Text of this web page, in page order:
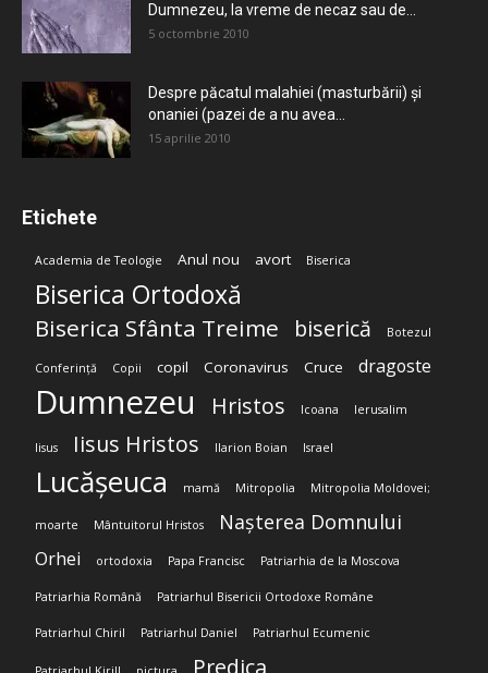
Dumnezeu, la vreme de necaz sau de...
5 octombrie 2010
Despre păcatul malahiei (masturbării) şi
onaniei (pazei de a nu avea...
15 aprilie 2010
Etichete
Academia de Teologie Anul nou avort Biserica
Biserica Ortodoxă
Biserica Sfânta Treime biserică Botezul
Conferință Copii copil Coronavirus Cruce dragoste
Dumnezeu Hristos Icoana Ierusalim
Iisus Iisus Hristos Ilarion Boian Israel
Lucășeuca mamă Mitropolia Mitropolia Moldovei;
moarte Mântuitorul Hristos Nașterea Domnului
Orhei ortodoxia Papa Francisc Patriarhia de la Moscova
Patriarhia Română Patriarhul Bisericii Ortodoxe Române
Patriarhul Chiril Patriarhul Daniel Patriarhul Ecumenic